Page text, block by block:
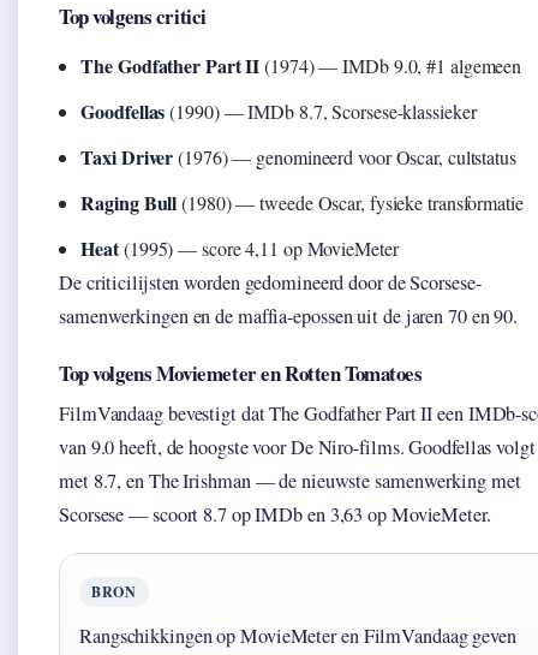
Top volgens critici
The Godfather Part II(1974) — IMDb 9.0, #1 algemeen
Goodfellas(1990) — IMDb 8.7, Scorsese-klassieker
Taxi Driver(1976) — genomineerd voor Oscar, cultstatus
Raging Bull(1980) — tweede Oscar, fysieke transformatie
Heat(1995) — score 4,11 op MovieMeter
De criticilijsten worden gedomineerd door de Scorsese-
samenwerkingen en de maffia-epossen uit de jaren 70 en 90.
Top volgens Moviemeter en Rotten Tomatoes
FilmVandaag bevestigt dat The Godfather Part II een IMDb-
van 9.0 heeft, de hoogste voor De Niro-films. Goodfellas volgt
met 8.7, en The Irishman — de nieuwste samenwerking met
Scorsese — scoort 8.7 op IMDb en 3,63 op MovieMeter.
BRON
Rangschikkingen op MovieMeter en FilmVandaag geven